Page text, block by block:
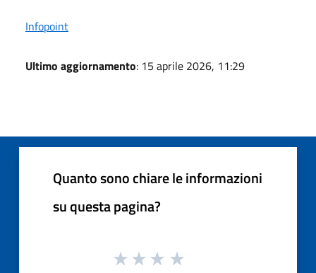
Infopoint
Ultimo aggiornamento: 15 aprile 2026, 11:29
Quanto sono chiare le informazioni
su questa pagina?